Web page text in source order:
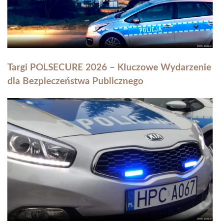
Targi POLSECURE 2026 – Kluczowe Wydarzenie
dla Bezpieczeństwa Publicznego